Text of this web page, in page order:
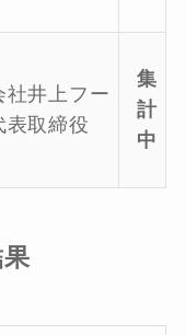
社井上フー
表取締役
集
計
中